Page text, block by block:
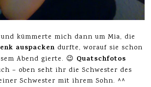
kümmerte mich dann um Mia, die
auspacken durfte, worauf sie schon
Abend gierte. 😉 Quatschfotos
– oben seht ihr die Schwester des
Schwester mit ihrem Sohn. ^^